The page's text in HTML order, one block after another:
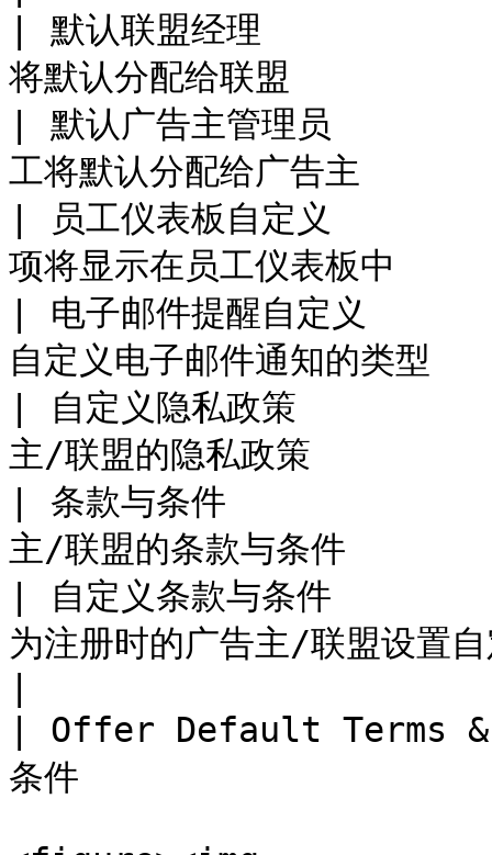
| 默认联盟经理
将默认分配给联盟
| 默认广告主管理员
工将默认分配给广
| 员工仪表板自定义
项将显示在员工仪表
| 电子邮件提醒自定
自定义电子邮件通知
| 自定义隐私政策
主/联盟的隐私政策
| 条款与条件
主/联盟的条款与条
| 自定义条款与条件
为注册时的广告主/联盟设置
| Offer Default Terms &
条件